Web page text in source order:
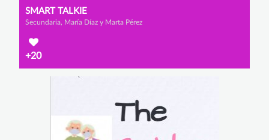
SMART TALKIE
Secundaria, María Díaz y Marta Pérez
+20